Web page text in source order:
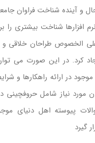
و آینده شناخت فراوان
افزارها شناخت بیشتری را
الخصوص طراحان خلاقی
کرد. در این صورت می
در ارائه راهکارها و
مورد نیاز شامل حروفچینی
پیوسته اهل دنیای
گیرد